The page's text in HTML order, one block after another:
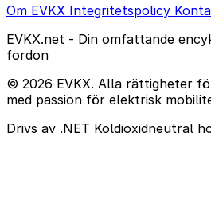
Om EVKX Integritetspolicy
EVKX.net - Din omfattande
fordon
© 2026 EVKX. Alla rättigheter
med passion för elektrisk
Drivs av .NET Koldioxidneutral